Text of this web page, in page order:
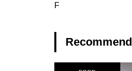
F
Recommend